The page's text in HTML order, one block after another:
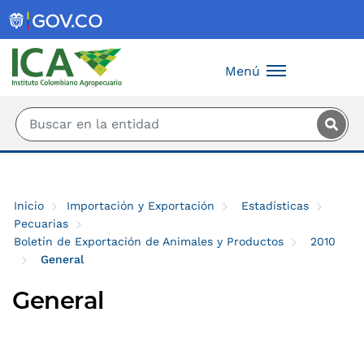
Menú
Inicio Importación y Exportación
Estadísticas
Pecuarias
Boletín de Exportación de Animales y Productos
2010
General
General